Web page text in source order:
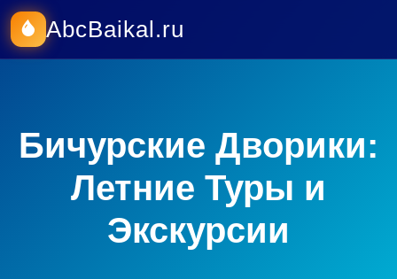
AbcBaikal.ru
Бичурские Дворики:
Летние Туры и
Экскурсии